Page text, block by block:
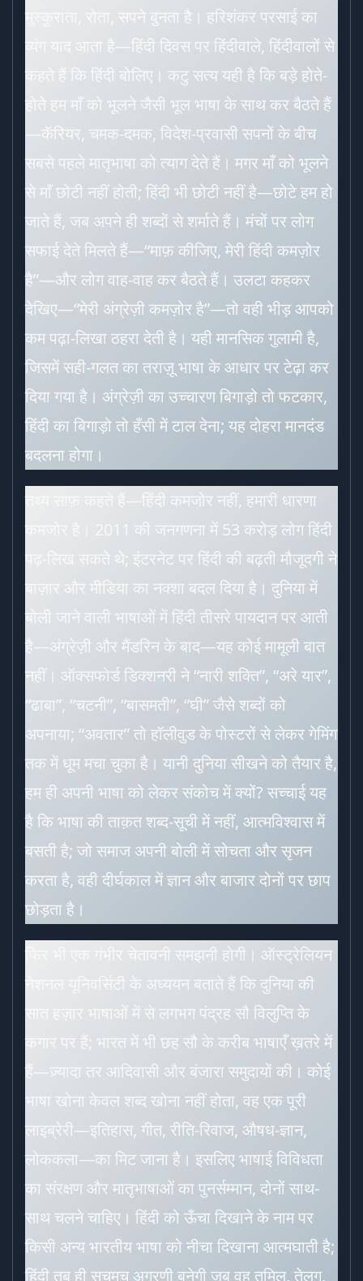
मुस्कुराता, रोता, सपने बुनता है। हरिशंकर परसाई का
व्यंग याद आता है—हिंदी दिवस पर हिंदीवाले, हिंदीवालों से
कहते हैं कि हिंदी बोलिए। कटु सत्य यही है कि बड़े होते-
होते हम माँ को भूलने जैसी भूल भाषा के साथ कर बैठते हैं
—कॅरियर, चमक-दमक, विदेश-प्रवासी सपनों के बीच
सबसे पहले मातृभाषा को त्याग देते हैं। मगर माँ को भूलने
से माँ छोटी नहीं होती; हिंदी भी छोटी नहीं है—छोटे हम हो
जाते हैं, जब अपने ही शब्दों से शर्माते हैं। मंचों पर लोग
सफाई देते मिलते हैं—“माफ़ कीजिए, मेरी हिंदी कमज़ोर
है”—और लोग वाह-वाह कर बैठते हैं। उलटा कहकर
देखिए—“मेरी अंग्रेज़ी कमज़ोर है”—तो वही भीड़ आपको
कम पढ़ा-लिखा ठहरा देती है। यही मानसिक गुलामी है,
जिसमें सही-गलत का तराज़ू भाषा के आधार पर टेढ़ा कर
दिया गया है। अंग्रेज़ी का उच्चारण बिगाड़ो तो फटकार,
हिंदी का बिगाड़ो तो हँसी में टाल देना; यह दोहरा मानदंड
बदलना होगा।
तथ्य साफ़ कहते हैं—हिंदी कमजोर नहीं, हमारी धारणा
कमजोर है। 2011 की जनगणना में 53 करोड़ लोग हिंदी
पढ़-लिख सकते थे; इंटरनेट पर हिंदी की बढ़ती मौजूदगी ने
बाज़ार और मीडिया का नक्शा बदल दिया है। दुनिया में
बोली जाने वाली भाषाओं में हिंदी तीसरे पायदान पर आती
है—अंग्रेज़ी और मैंडरिन के बाद—यह कोई मामूली बात
नहीं। ऑक्सफोर्ड डिक्शनरी ने “नारी शक्ति”, “अरे यार”,
“ढाबा”, “चटनी”, “बासमती”, “घी” जैसे शब्दों को
अपनाया; “अवतार” तो हॉलीवुड के पोस्टरों से लेकर गेमिंग
तक में धूम मचा चुका है। यानी दुनिया सीखने को तैयार है,
हम ही अपनी भाषा को लेकर संकोच में क्यों? सच्चाई यह
है कि भाषा की ताक़त शब्द-सूची में नहीं, आत्मविश्वास में
बसती है; जो समाज अपनी बोली में सोचता और सृजन
करता है, वही दीर्घकाल में ज्ञान और बाजार दोनों पर छाप
छोड़ता है।
फिर भी एक गंभीर चेतावनी समझनी होगी। ऑस्ट्रेलियन
नेशनल यूनिवर्सिटी के अध्ययन बताते हैं कि दुनिया की
सात हज़ार भाषाओं में से लगभग पंद्रह सौ विलुप्ति के
कगार पर हैं; भारत में भी छह सौ के करीब भाषाएँ ख़तरे में
हैं—ज़्यादा तर आदिवासी और बंजारा समुदायों की। कोई
भाषा खोना केवल शब्द खोना नहीं होता, वह एक पूरी
लाइब्रेरी—इतिहास, गीत, रीति-रिवाज, औषध-ज्ञान,
लोककला—का मिट जाना है। इसलिए भाषाई विविधता
का संरक्षण और मातृभाषाओं का पुनर्सम्मान, दोनों साथ-
साथ चलने चाहिए। हिंदी को ऊँचा दिखाने के नाम पर
किसी अन्य भारतीय भाषा को नीचा दिखाना आत्मघाती है;
हिंदी तब ही सचमुच अग्रणी बनेगी जब वह तमिल, तेलुगु,